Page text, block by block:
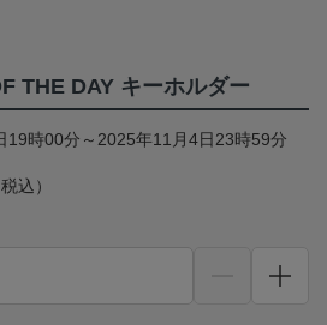
THE DAY キーホルダー
19時00分～2025年11月4日23時59分
税込）